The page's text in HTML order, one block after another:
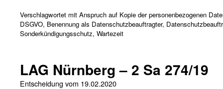
Verschlagwortet mit Anspruch auf Kopie der personenbezogenen
DSGVO, Benennung als Datenschutzbeauftragter,
Sonderkündigungsschutz, Wartezeit
LAG Nürnberg – 2 Sa 274/19
Entscheidung vom 19.02.2020